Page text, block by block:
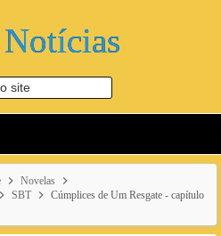
site
Novelas
SBT
Cúmplices de Um Resgate - capítulo